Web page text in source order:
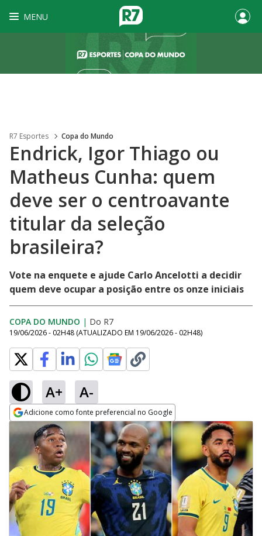
MENU
R7 Esportes Copa do Mundo
Endrick, Igor Thiago ou
Matheus Cunha: quem
deve ser o centroavante
titular da seleção
brasileira?
Vote na enquete e ajude Carlo Ancelotti a decidir
quem deve ocupar a posição entre os onze iniciais
COPA DO MUNDO | Do R7
19/06/2026 - 02H48 (ATUALIZADO EM 19/06/2026 - 02H48)
A+ A-
Adicione como fonte preferencial no Google
Opens in new window